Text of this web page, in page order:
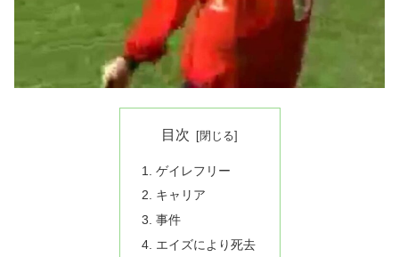
目次
ゲイレフリー
キャリア
事件
エイズにより死去